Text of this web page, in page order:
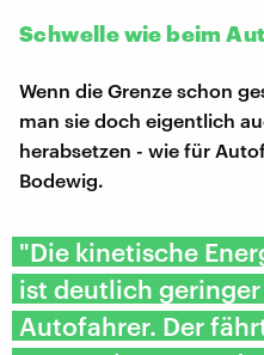
Schwelle wie beim
Wenn die Grenze schon
man sie doch eigentlich
herabsetzen - wie für
Bodewig.
"Die kinetische
ist deutlich geringer
Autofahrer. Der